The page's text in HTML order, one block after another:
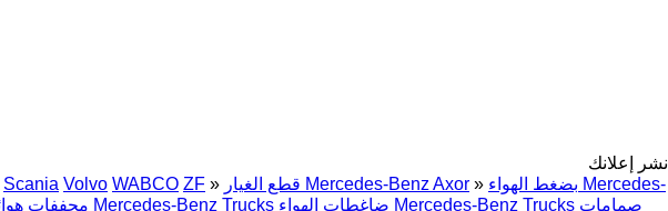
نشر إعلانك
Scania Volvo WABCO ZF » قطع الغيار Mercedes-Benz Axor » بضغط الهواء Mercedes-
مجففات هوائية Mercedes-Benz Trucks ضاغطات الهواء Mercedes-Benz Trucks صمامات